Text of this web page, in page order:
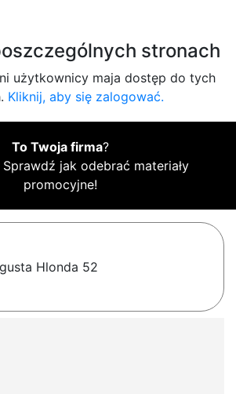
stronach
użytkownicy maja dostęp do tych
Kliknij, aby się zalogować.
To Twoja firma?
Sprawdź jak odebrać materiały
promocyjne!
Hlonda 52